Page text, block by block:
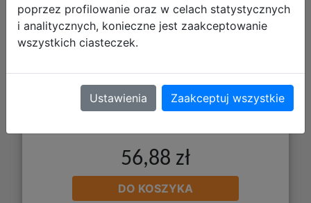
56,88 zł
DO KOSZYKA
poprzez profilowanie oraz w celach statystycznych
i analitycznych, konieczne jest zaakceptowanie
wszystkich ciasteczek.
Ustawienia Zaakceptuj wszystkie